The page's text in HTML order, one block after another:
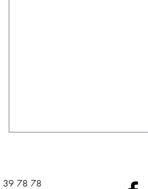
39 78 78​